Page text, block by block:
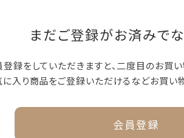
まだご登録がお済みで
録をしていただきますと、二度目のお買
入り商品をご登録いただけるなどお買い
会員登録